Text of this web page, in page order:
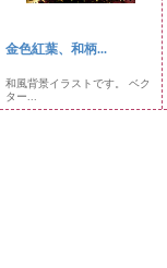
金色紅葉、和柄...
和風背景イラストです。 ベク
ター...